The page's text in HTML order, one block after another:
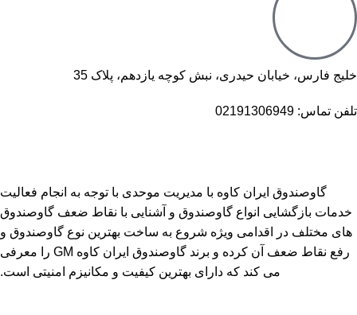
خلیج فارس، خیابان حیدری، نبش کوچه یازدهم، پلاک 35
تلفن تماس: 02191306949
گاوصندوق ایران کاوه با مدیریت موحدی با توجه به انجام فعالیت
خدمات بازگشایی انواع گاوصندوق و آشنایی با نقاط ضعف گاوصندوق
های مختلف در اقدامی ویژه شروع به ساخت بهترین نوع گاوصندوق و
رفع نقاط ضعف آن کرده و برند گاوصندوق ایران کاوه GM را معرفی
می کند که دارای بهترین کیفیت و مکانیزم امنیتی است.